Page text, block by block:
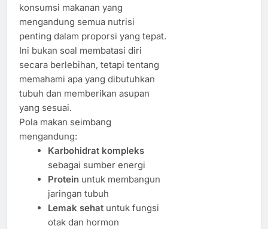
konsumsi makanan yang
mengandung semua nutrisi
penting dalam proporsi yang tepat.
Ini bukan soal membatasi diri
secara berlebihan, tetapi tentang
memahami apa yang dibutuhkan
tubuh dan memberikan asupan
yang sesuai.
Pola makan seimbang
mengandung:
Karbohidrat kompleks
sebagai sumber energi
Proteinuntuk membangun
jaringan tubuh
Lemak sehatuntuk fungsi
otak dan hormon